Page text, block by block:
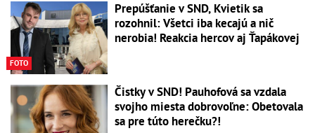
FOTO
Prepúšťanie v SND, Kvietik sa
rozohnil: Všetci iba kecajú a nič
nerobia! Reakcia hercov aj Ťapákovej
Čistky v SND! Pauhofová sa vzdala
svojho miesta dobrovoľne: Obetovala
sa pre túto herečku?!